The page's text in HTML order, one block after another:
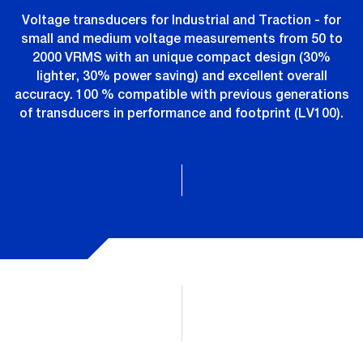
Voltage transducers for Industrial and Traction - for
small and medium voltage measurements from 50 to
2000 VRMS with an unique compact design (30%
lighter, 30% power saving) and excellent overall
accuracy. 100 % compatible with previous generations
of transducers in performance and footprint (LV100).